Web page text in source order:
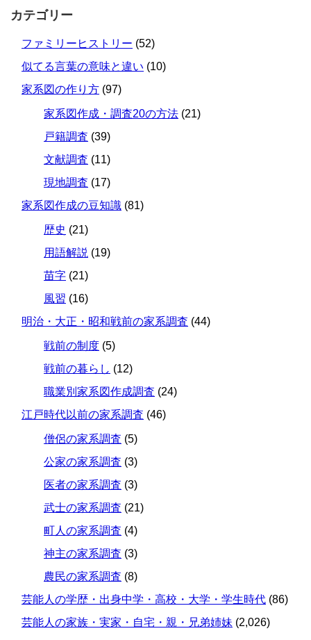
カテゴリー
ファミリーヒストリー (52)
似てる言葉の意味と違い (10)
家系図の作り方 (97)
家系図作成・調査20の方法 (21)
戸籍調査 (39)
文献調査 (11)
現地調査 (17)
家系図作成の豆知識 (81)
歴史 (21)
用語解説 (19)
苗字 (21)
風習 (16)
明治・大正・昭和戦前の家系調査 (44)
戦前の制度 (5)
戦前の暮らし (12)
職業別家系図作成調査 (24)
江戸時代以前の家系調査 (46)
僧侶の家系調査 (5)
公家の家系調査 (3)
医者の家系調査 (3)
武士の家系調査 (21)
町人の家系調査 (4)
神主の家系調査 (3)
農民の家系調査 (8)
芸能人の学歴・出身中学・高校・大学・学生時代 (86)
芸能人の家族・実家・自宅・親・兄弟姉妹 (2,026)